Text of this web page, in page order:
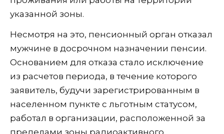
указанной зоны.
Несмотря на это, пенсионный орган отказал
мужчине в досрочном назначении пенсии.
Основанием для отказа стало исключение
из расчетов периода, в течение которого
заявитель, будучи зарегистрированным в
населенном пункте с льготным статусом,
работал в организации, расположенной за